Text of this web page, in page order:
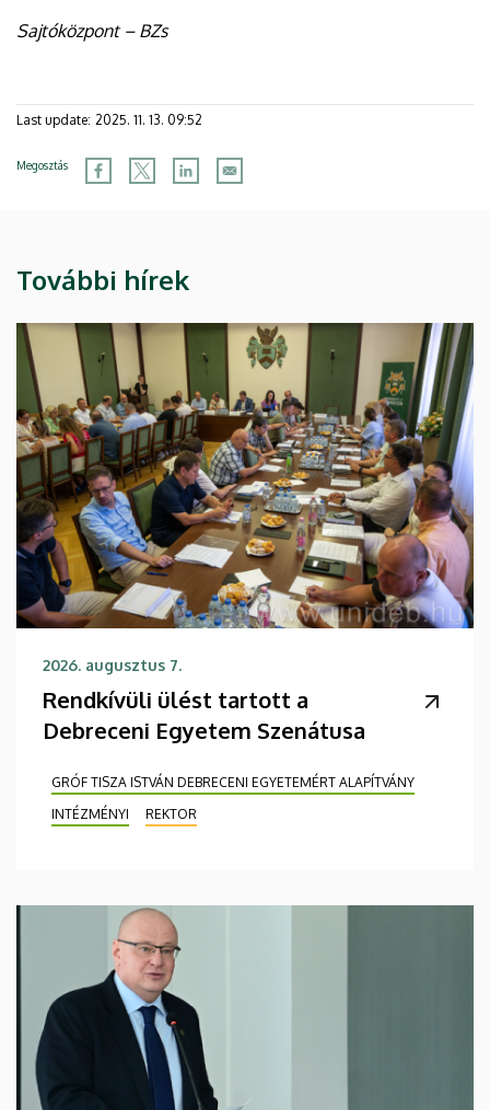
Sajtóközpont – BZs
Last update: 2025. 11. 13. 09:52
Megosztás
További hírek
2026. augusztus 7.
Rendkívüli ülést tartott a
Debreceni Egyetem Szenátusa
GRÓF TISZA ISTVÁN DEBRECENI EGYETEMÉRT ALAPÍTVÁNY
INTÉZMÉNYI
REKTOR